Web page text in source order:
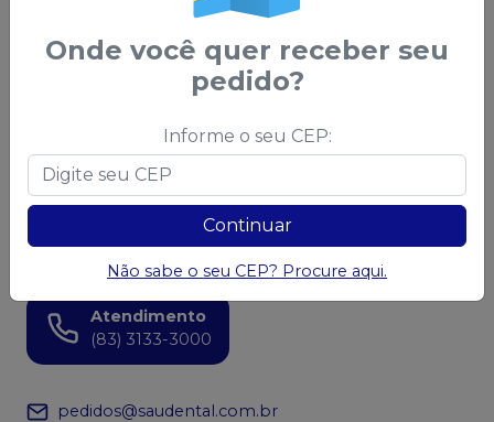
WhatsApp
83 99966-0025
Atendimento
(83) 3133-3000
pedidos@saudental.com.br
Onde você quer receber seu
pedido?
Informe o seu CEP:
Continuar
Não sabe o seu CEP? Procure aqui.